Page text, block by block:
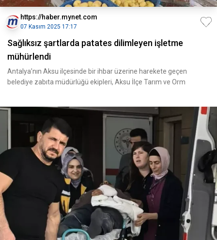
https://haber.mynet.com
07 Kasım 2025 17:17
Sağlıksız şartlarda patates dilimleyen işletme
mühürlendi
Antalya’nın Aksu ilçesinde bir ihbar üzerine harekete geçen
belediye zabıta müdürlüğü ekipleri, Aksu İlçe Tarım ve Orm